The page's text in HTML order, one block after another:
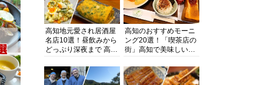
高知地元愛され居酒屋
名店10選！昼飲みから
どっぷり深夜まで 高知
知グルメPro】
高知のおすすめモーニ
ング20選！「喫茶店の
街」高知で美味しい喫
グをいただきます！